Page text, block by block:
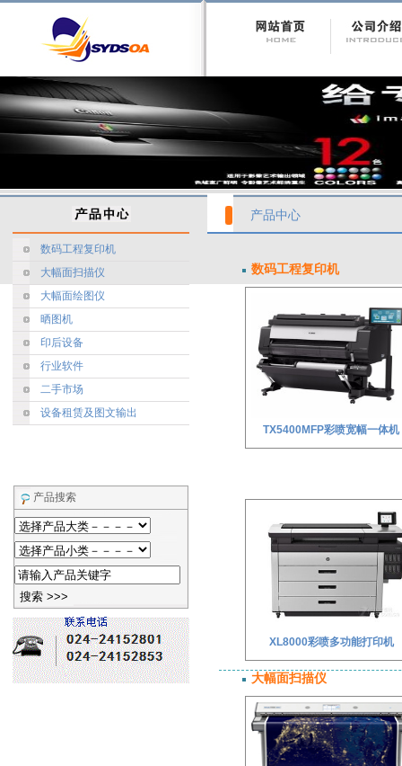
数码工程复印机
大幅面扫描仪
大幅面绘图仪
晒图机
印后设备
行业软件
二手市场
设备租赁及图文输出
产品搜索
产品中心
数码工程复印机
TX5400MFP彩喷宽幅一体机
XL8000彩喷多功能打印机
大幅面扫描仪